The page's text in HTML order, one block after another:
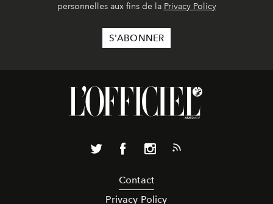
personnelles aux fins de la Privacy Policy
Contact
Privacy Policy